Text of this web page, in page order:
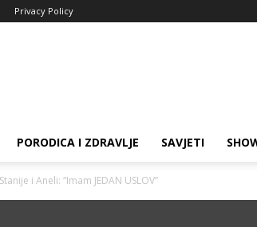
Privacy Policy
PORODICA I ZDRAVLJE SAVJETI
i Aneli: “Imam JEDAN USLOV”